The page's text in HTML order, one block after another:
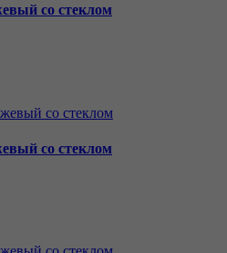
со стеклом
со стеклом